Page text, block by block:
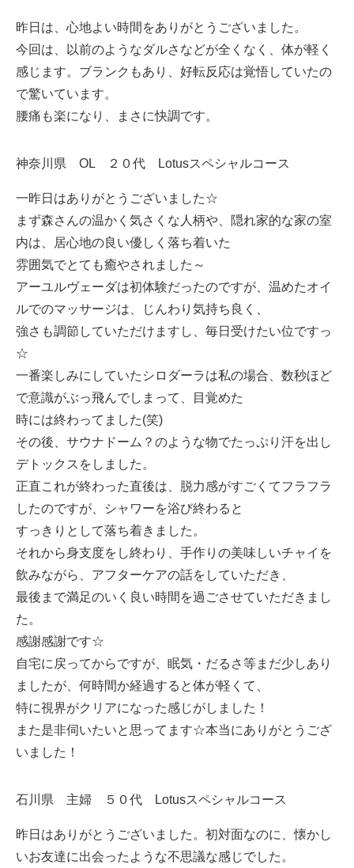
昨日は、心地よい時間をありがとうございました。
今回は、以前のようなダルさなどが全くなく、体が軽く
感じます。ブランクもあり、好転反応は覚悟していたの
で驚いています。
腰痛も楽になり、まさに快調です。
神奈川県 OL ２０代 Lotusスペシャルコース
一昨日はありがとうございました☆
まず森さんの温かく気さくな人柄や、隠れ家的な家の室
内は、居心地の良い優しく落ち着いた
雰囲気でとても癒やされました～
アーユルヴェーダは初体験だったのですが、温めたオイ
ルでのマッサージは、じんわり気持ち良く、
強さも調節していただけますし、毎日受けたい位ですっ
☆
一番楽しみにしていたシロダーラは私の場合、数秒ほど
で意識がぶっ飛んでしまって、目覚めた
時には終わってました(笑)
その後、サウナドーム？のような物でたっぷり汗を出し
デトックスをしました。
正直これが終わった直後は、脱力感がすごくてフラフラ
したのですが、シャワーを浴び終わると
すっきりとして落ち着きました。
それから身支度をし終わり、手作りの美味しいチャイを
飲みながら、アフターケアの話をしていただき、
最後まで満足のいく良い時間を過ごさせていただきまし
た。
感謝感謝です☆
自宅に戻ってからですが、眠気・だるさ等まだ少しあり
ましたが、何時間か経過すると体が軽くて、
特に視界がクリアになった感じがしました！
また是非伺いたいと思ってます☆本当にありがとうござ
いました！
石川県 主婦 ５０代 Lotusスペシャルコース
昨日はありがとうございました。初対面なのに、懐かし
いお友達に出会ったような不思議な感じでした。